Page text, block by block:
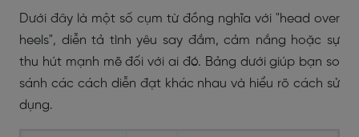
Dưới đây là một số cụm từ đồng nghĩa với "head over
heels", diễn tả tình yêu say đắm, cảm nắng hoặc sự
thu hút mạnh mẽ đối với ai đó. Bảng dưới giúp bạn so
sánh các cách diễn đạt khác nhau và hiểu rõ cách sử
dụng.